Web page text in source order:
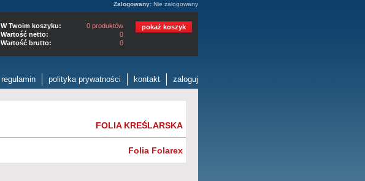
Zalogowany: Nie zalogowany
W Twoim koszyku:
0 produktów
Wartość netto:
0
Wartość brutto:
0
pokaż koszyk
regulamin polityka prywatności kontakt zaloguj
FOLIA KREŚLARSKA
Folia Folarex